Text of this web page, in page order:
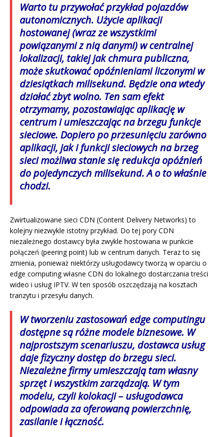
Warto tu przywołać przykład pojazdów
autonomicznych. Użycie aplikacji
hostowanej (wraz ze wszystkimi
powiązanymi z nią danymi) w centralnej
lokalizacji, takiej jak chmura publiczna,
może skutkować opóźnieniami liczonymi w
dziesiątkach milisekund. Będzie ona wtedy
działać zbyt wolno. Ten sam efekt
otrzymamy, pozostawiając aplikację w
centrum i umieszczając na brzegu funkcje
sieciowe. Dopiero po przesunięciu zarówno
aplikacji, jak i funkcji sieciowych na brzeg
sieci możliwa stanie się redukcja opóźnień
do pojedynczych milisekund. A o to właśnie
chodzi.
Zwirtualizowane sieci CDN (Content Delivery Networks) to
kolejny niezwykle istotny przykład. Do tej pory CDN
niezależnego dostawcy była zwykle hostowana w punkcie
połączeń (peering point) lub w centrum danych. Teraz to się
zmienia, ponieważ niektórzy usługodawcy tworzą w oparciu o
edge computing własne CDN do lokalnego dostarczania treści
wideo i usług IPTV. W ten sposób oszczędzają na kosztach
tranzytu i przesyłu danych.
W tworzeniu zastosowań edge computingu
dostępne są różne modele biznesowe. W
najprostszym scenariuszu, dostawca usług
daje fizyczny dostęp do brzegu sieci.
Niezależne firmy umieszczają tam własny
sprzęt i wszystkim zarządzają. W tym
modelu, czyli kolokacji – usługodawca
odpowiada za oferowaną powierzchnię,
zasilanie i łączność.